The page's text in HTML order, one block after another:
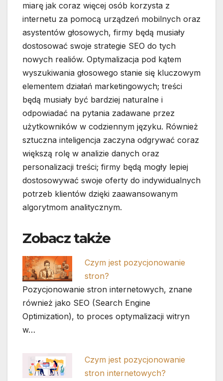
miarę jak coraz więcej osób korzysta z
internetu za pomocą urządzeń mobilnych oraz
asystentów głosowych, firmy będą musiały
dostosować swoje strategie SEO do tych
nowych realiów. Optymalizacja pod kątem
wyszukiwania głosowego stanie się kluczowym
elementem działań marketingowych; treści
będą musiały być bardziej naturalne i
odpowiadać na pytania zadawane przez
użytkowników w codziennym języku. Również
sztuczna inteligencja zaczyna odgrywać coraz
większą rolę w analizie danych oraz
personalizacji treści; firmy będą mogły lepiej
dostosowywać swoje oferty do indywidualnych
potrzeb klientów dzięki zaawansowanym
algorytmom analitycznym.
Zobacz także
Czym jest pozycjonowanie
stron?
Pozycjonowanie stron internetowych, znane
również jako SEO (Search Engine
Optimization), to proces optymalizacji witryn
w…
Czym jest pozycjonowanie
stron internetowych?